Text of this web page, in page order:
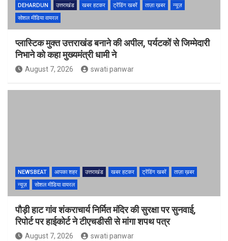
DEHARDUN उत्तराखंड खबर हटकर ट्रेंडिंग खबरें ताज़ा ख़बर
न्यूज़
सोशल मीडिया वायरल
प्लास्टिक मुक्त उत्तराखंड बनाने की अपील, पर्यटकों से जिम्मेदारी
निभाने को कहा मुख्यमंत्री धामी ने
August 7, 2026 swati panwar
NEWSBEAT आपका शहर उत्तराखंड खबर हटकर ट्रेंडिंग खबरें
ताज़ा ख़बर
न्यूज़
सोशल मीडिया वायरल
पौड़ी हाट गांव शंकराचार्य निर्मित मंदिर की सुरक्षा पर सुनवाई,
रिपोर्ट पर हाईकोर्ट ने टीएचडीसी से मांगा शपथ पत्र
August 7, 2026 swati panwar